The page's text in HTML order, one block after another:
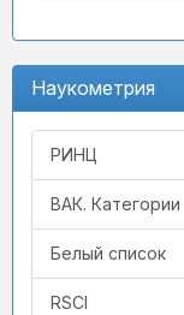
Наукометрия
РИНЦ
ВАК. Категории
Белый список
RSCI